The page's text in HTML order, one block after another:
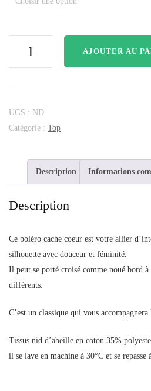
AJOUTER AU
UGS : ND
Catégorie : Top
Description Informations
Description
Ce boléro cache coeur est votre allier
silhouette avec douceur et féminité.
Il peut se porté croisé comme noué bord
différents.
C’est un classique qui vous accompagnera
Tissus nid d’abeille en coton 35%
il se lave en machine à 30°C et se repasse